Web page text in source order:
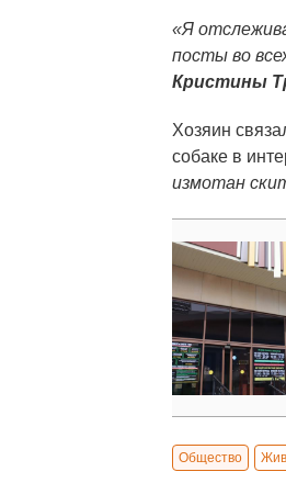
«Я
посты во
Кристины
Хозяин
собаке в
измотан
Общество